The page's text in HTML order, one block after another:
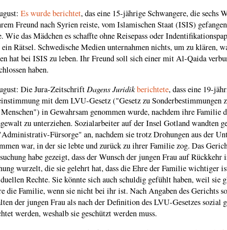
Es wurde berichtet, das eine 15-jährige Schwangere, die sechs
Freund nach Syrien reiste, vom Islamischen Staat (ISIS)
Wie das Mädchen es schaffte ohne Reisepass oder
Rätsel. Schwedische Medien unternahmen nichts, um zu klären,
hat bei ISIS zu leben. Ihr Freund soll sich einer mit Al-Qaida
haben.
Die Jura-Zeitschrift Dagens Juridikberichtete, dass eine 19-
mit dem LVU-Gesetz ("Gesetz zu Sonderbestimmungen
in Gewahrsam genommen wurde, nachdem ihre Familie
zu unterziehen. Sozialarbeiter auf der Insel Gotland wandten
Fürsorge" an, nachdem sie trotz Drohungen aus der
war, in der sie lebte und zurück zu ihrer Familie zog. Das
habe gezeigt, dass der Wunsch der jungen Frau auf Rückkehr
wurzelt, die sie gelehrt hat, dass die Ehre der Familie wichtiger
Rechte. Sie könnte sich auch schuldig gefühlt haben, weil sie
die Familie, wenn sie nicht bei ihr ist. Nach Angaben des Gerichts
der jungen Frau als nach der Definition des LVU-Gesetzes sozial
werden, weshalb sie geschützt werden muss.